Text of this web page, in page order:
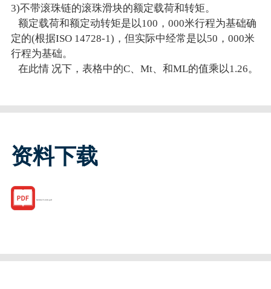
3)不带滚珠链的滚珠滑块的额定载荷和转矩。
额定载荷和额定动转矩是以100，000米行程为基础确
定的(根据ISO 14728-1)，但实际中经常是以50，000米
行程为基础。
在此情 况下，表格中的C、Mt、和ML的值乘以1.26。
资料下载
R200271330.pdf